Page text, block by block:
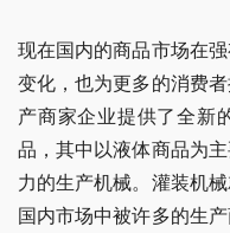
现在国内的商品市场在
变化，也为更多的消费
产商家企业提供了全新
品，其中以液体商品为
力的生产机械。灌装机
国内市场中被许多的生